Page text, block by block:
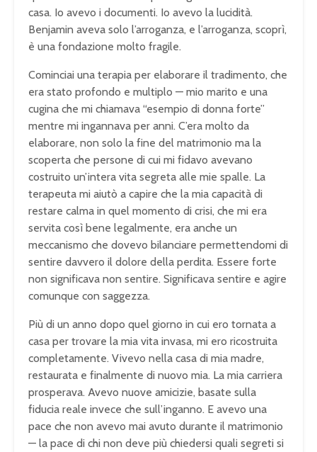
casa. Io avevo i documenti. Io avevo la lucidità.
Benjamin aveva solo l’arroganza, e l’arroganza, scoprì,
è una fondazione molto fragile.
Cominciai una terapia per elaborare il tradimento, che
era stato profondo e multiplo — mio marito e una
cugina che mi chiamava “esempio di donna forte”
mentre mi ingannava per anni. C’era molto da
elaborare, non solo la fine del matrimonio ma la
scoperta che persone di cui mi fidavo avevano
costruito un’intera vita segreta alle mie spalle. La
terapeuta mi aiutò a capire che la mia capacità di
restare calma in quel momento di crisi, che mi era
servita così bene legalmente, era anche un
meccanismo che dovevo bilanciare permettendomi di
sentire davvero il dolore della perdita. Essere forte
non significava non sentire. Significava sentire e agire
comunque con saggezza.
Più di un anno dopo quel giorno in cui ero tornata a
casa per trovare la mia vita invasa, mi ero ricostruita
completamente. Vivevo nella casa di mia madre,
restaurata e finalmente di nuovo mia. La mia carriera
prosperava. Avevo nuove amicizie, basate sulla
fiducia reale invece che sull’inganno. E avevo una
pace che non avevo mai avuto durante il matrimonio
— la pace di chi non deve più chiedersi quali segreti si